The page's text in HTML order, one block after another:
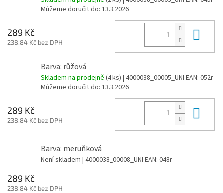
Můžeme doručit do: 13.8.2026
289 Kč
238,84 Kč bez DPH
Barva: růžová
Skladem na prodejně (4 ks) | 4000038_00005_UNI EAN: 052r
Můžeme doručit do: 13.8.2026
289 Kč
238,84 Kč bez DPH
Barva: meruňková
Není skladem | 4000038_00008_UNI EAN: 048r
289 Kč
238,84 Kč bez DPH